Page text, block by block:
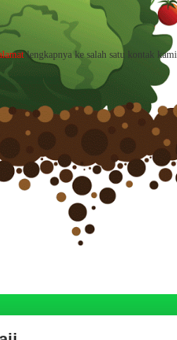
lengkapnya ke salah satu kontak kami